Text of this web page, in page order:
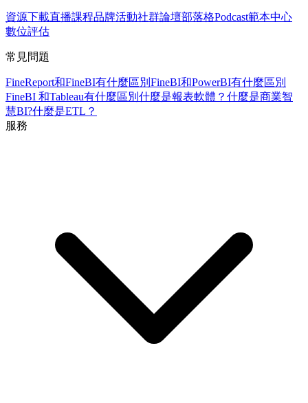
資源下載直播課程品牌活動社群論壇部落格Podcast範本中心
數位評估
常見問題
FineReport和FineBI有什麼區別 FineBI和PowerBI有什麼區別
FineBI 和Tableau有什麼區別 什麼是報表軟體？ 什麼是商業智
慧BI?什麼是ETL？
服務